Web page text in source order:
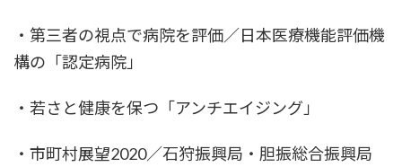
・第三者の視点で病院を評価／日本医療機能評価機
構の「認定病院」
・若さと健康を保つ「アンチエイジング」
・市町村展望2020／石狩振興局・胆振総合振興局